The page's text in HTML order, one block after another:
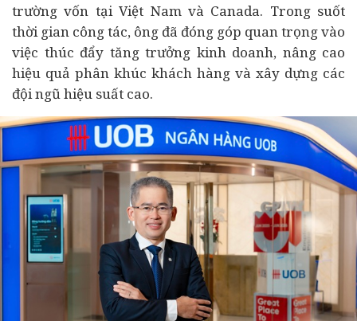
trường vốn tại Việt Nam và Canada. Trong suốt
thời gian công tác, ông đã đóng góp quan trọng vào
việc thúc đẩy tăng trưởng kinh doanh, nâng cao
hiệu quả phân khúc khách hàng và xây dựng các
đội ngũ hiệu suất cao.